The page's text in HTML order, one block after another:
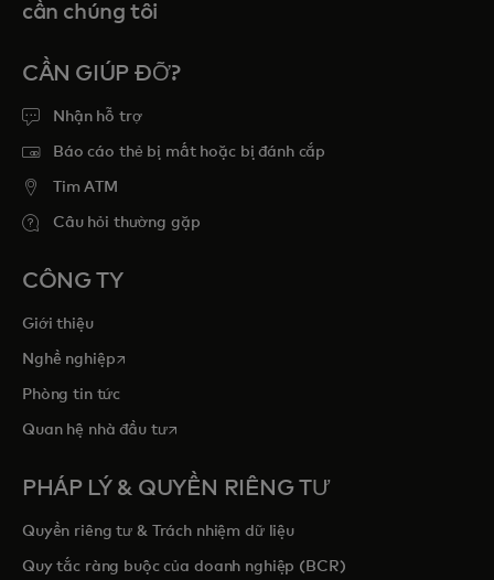
cần chúng tôi
CẦN GIÚP ĐỠ?
Nhận hỗ trợ
Báo cáo thẻ bị mất hoặc bị đánh cắp
Tim ATM
Câu hỏi thường gặp
CÔNG TY
Giới thiệu
Nghề nghiệpopens in a new tab
Phòng tin tức
Quan hệ nhà đầu tưopens in a new tab
PHÁP LÝ & QUYỀN RIÊNG TƯ
Quyền riêng tư & Trách nhiệm dữ liệu
Quy tắc ràng buộc của doanh nghiệp (BCR)